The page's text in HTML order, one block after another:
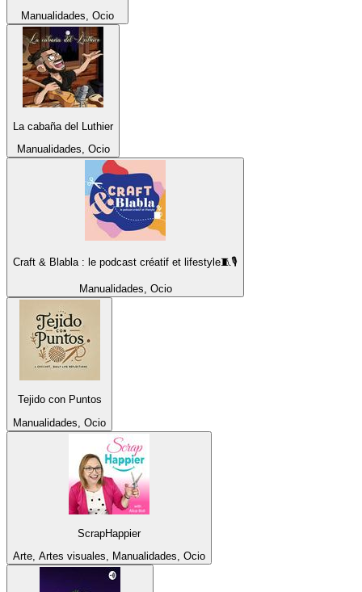
Manualidades, Ocio
La cabaña del Luthier
Manualidades, Ocio
Craft & Blabla : le podcast créatif et lifestyle🧵🎙️
Manualidades, Ocio
Tejido con Puntos
Manualidades, Ocio
ScrapHappier
Arte, Artes visuales, Manualidades, Ocio